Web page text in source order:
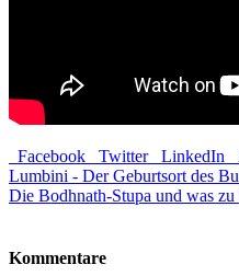
Facebook Twitter LinkedIn
Lumbini - Der Geburtsort des
Die Bodhnath-Stupa und was
Kommentare